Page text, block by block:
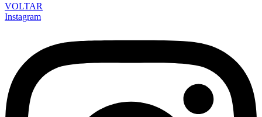
VOLTAR
Instagram